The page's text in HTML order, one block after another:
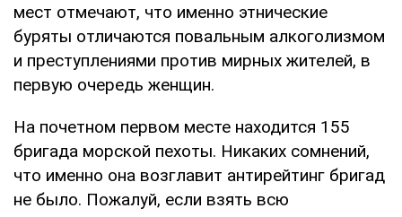
мест отмечают, что именно этнические
буряты отличаются повальным алкоголизмом
и преступлениями против мирных жителей, в
первую очередь женщин.
На почетном первом месте находится 155
бригада морской пехоты. Никаких сомнений,
что именно она возглавит антирейтинг бригад
не было. Пожалуй, если взять всю